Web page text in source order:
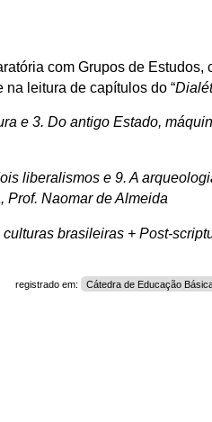
com Grupos de Estudos,
leitura de capítulos do “
e 3. Do antigo Estado,
liberalismos e 9. A
Prof. Naomar de Almeida
brasileiras + Post-
registrado em: Cátedra de Educação